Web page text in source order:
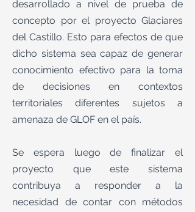
desarrollado a nivel de prueba de
concepto por el proyecto Glaciares
del Castillo. Esto para efectos de que
dicho sistema sea capaz de generar
conocimiento efectivo para la toma
de decisiones en contextos
territoriales diferentes sujetos a
amenaza de GLOF en el país.
Se espera luego de finalizar el
proyecto que este sistema
contribuya a responder a la
necesidad de contar con métodos